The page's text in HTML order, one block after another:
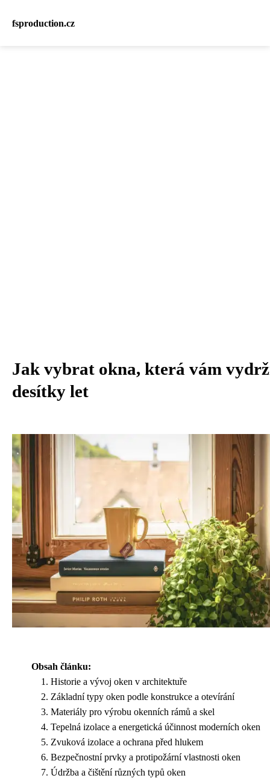
fsproduction.cz
Jak vybrat okna, která vám
desítky let
Obsah článku:
Historie a vývoj oken v architektuře
Základní typy oken podle konstrukce a otevírání
Materiály pro výrobu okenních rámů a skel
Tepelná izolace a energetická účinnost moderních oken
Zvuková izolace a ochrana před hlukem
Bezpečnostní prvky a protipožární vlastnosti oken
Údržba a čištění různých typů oken